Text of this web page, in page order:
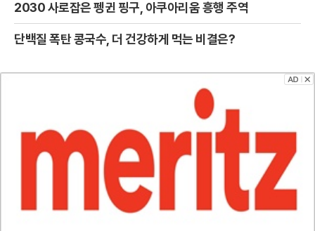
2030 사로잡은 펭귄 핑구, 아쿠아리움 흥행 주역
단백질 폭탄 콩국수, 더 건강하게 먹는 비결은?